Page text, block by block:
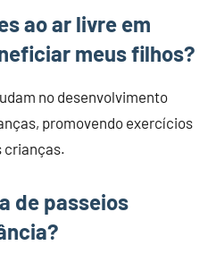
ao ar livre em
meus filhos?
no desenvolvimento
promovendo exercícios
crianças.
de passeios